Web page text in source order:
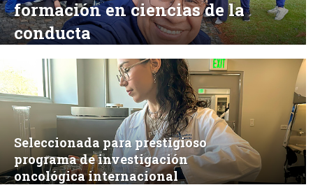
formación en ciencias de la
conducta
Seleccionada para prestigioso
programa de investigación
oncológica internacional